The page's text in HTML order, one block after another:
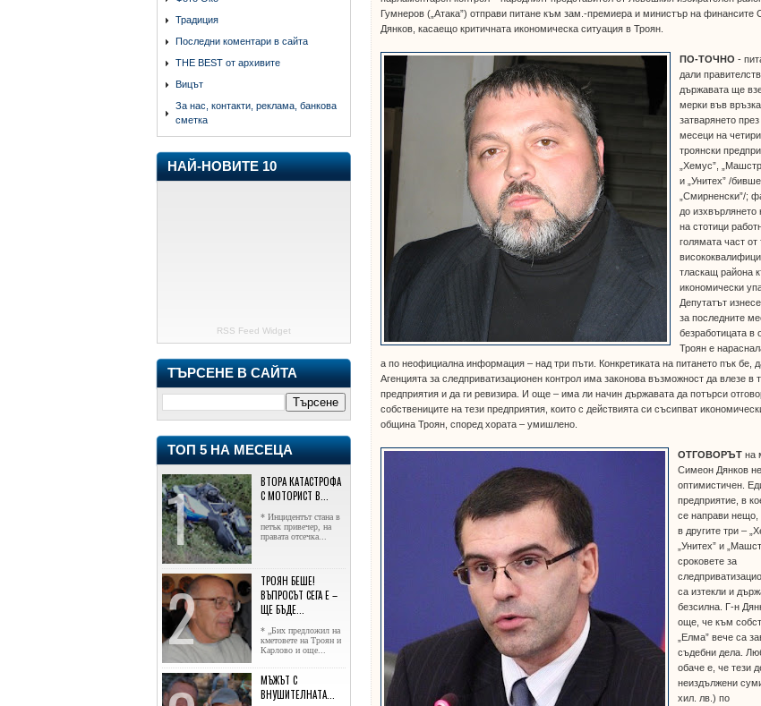
Традиция
Последни коментари в сайта
THE BEST от архивите
Вицът
За нас, контакти, реклама, банкова
сметка
НАЙ-НОВИТЕ 10
RSS Feed Widget
ТЪРСЕНЕ В САЙТА
ТОП 5 НА МЕСЕЦА
ВТОРА КАТАСТРОФА
С МОТОРИСТ В...
* Инцидентът стана в
петък привечер, на
правата отсечка...
ТРОЯН БЕШЕ!
ВЪПРОСЪТ СЕГА Е –
ЩЕ БЪДЕ...
* „Бих предложил на
кметовете на Троян и
Карлово и още...
МЪЖЪТ С
ВНУШИТЕЛНАТА...
Гумнеров („Атака”) отправи питане към зам.-премиера и министър на финансите
Дянков, касаещо критичната икономическа ситуация в Троян.
ПО-ТОЧНО -
дали
държавата ще
мерки във
затварянето
месеци на
троянски
„Хемус”,
и „Унитех” /бивше
„Смирненски”/;
до изхвърлянето
на стотици
голямата част от
тласкащ района
икономически
Депутатът
за последните
безработицата в
Троян е
а по неофициална информация – над три пъти. Конкретиката на питането пък бе,
Агенцията за следприватизационен контрол има законова възможност да влезе в
предприятия и да ги ревизира. И още – има ли начин държавата да потърси
собствениците на тези предприятия, които с действията си съсипват
община Троян, според хората – умишлено.
ОТГОВОРЪТ на
Симеон Дянков
оптимистичен.
предприятие, в
се направи нещо,
в другите три –
„Унитех” и
сроковете за
са изтекли и
безсилна. Г-н
още, че към
„Елма” вече са
съдебни дела.
обаче е, че тези
неиздължени
хил. лв.) по